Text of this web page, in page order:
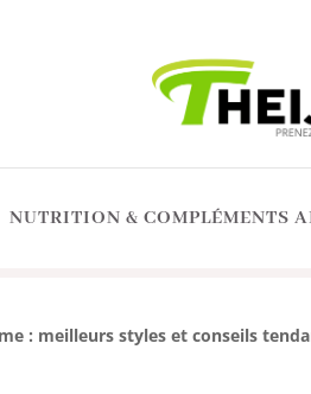
NUTRITION & COMPLÉMENTS
: meilleurs styles et conseils